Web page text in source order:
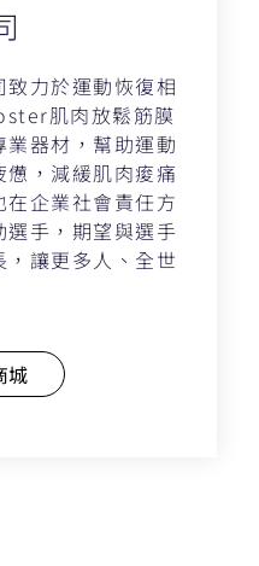
力於運動恢復相
肌肉放鬆筋膜
器材，幫助運動
，減緩肌肉痠痛
企業社會責任方
手，期望與選手
讓更多人、全世
城